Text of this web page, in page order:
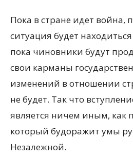
Пока в стране идет война,
ситуация будет
пока чиновники будут
свои карманы
изменений в отношении
не будет. Так что
является ничем иным, как
который будоражит умы
Незалежной.